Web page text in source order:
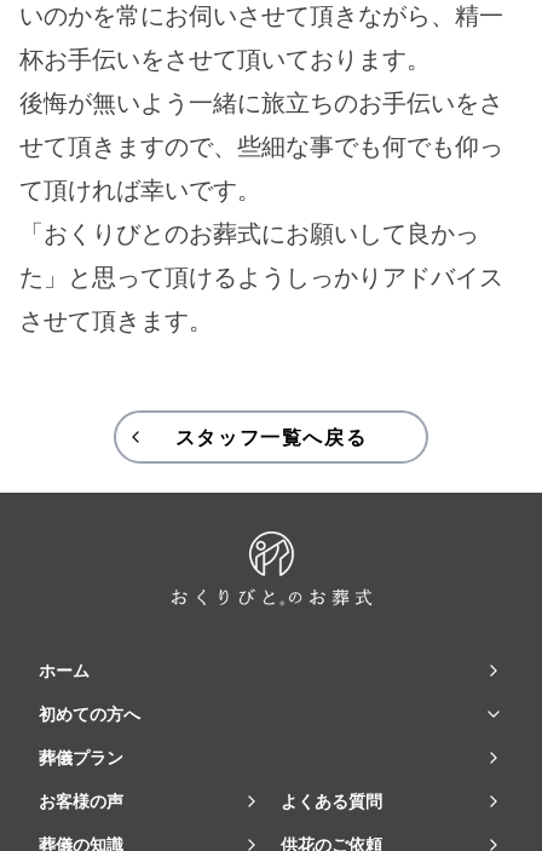
いのかを常にお伺いさせて頂きながら、精一
杯お手伝いをさせて頂いております。
後悔が無いよう一緒に旅立ちのお手伝いをさ
せて頂きますので、些細な事でも何でも仰っ
て頂ければ幸いです。
「おくりびとのお葬式にお願いして良かっ
た」と思って頂けるようしっかりアドバイス
させて頂きます。
スタッフ一覧へ戻る
ホーム
初めての方へ
葬儀プラン
お客様の声 よくある質問
葬儀の知識 供花のご依頼